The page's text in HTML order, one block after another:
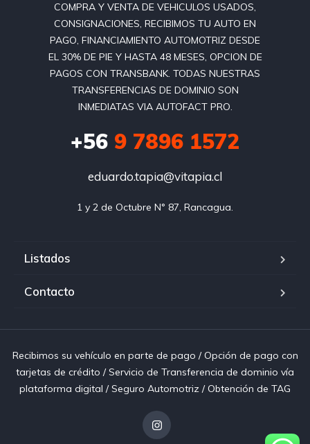
COMPRA Y VENTA DE VEHICULOS USADOS,
CONSIGNACIONES, RECIBIMOS TU AUTO EN
PAGO, FINANCIAMIENTO AUTOMOTRIZ DESDE
EL 30% DE PIE Y HASTA 48 MESES, OPCION DE
PAGOS CON TRANSBANK. TODAS NUESTRAS
TRANSFERENCIAS DE DOMINIO SON
INMEDIATAS VIA AUTOFACT PRO.
+56 9 7896 1572
eduardo.tapia@vitapia.cl
1 y 2 de Octubre N° 87, Rancagua.
Listados
Contacto
Recibimos su vehículo en parte de pago / Opción de pago con
tarjetas de crédito / Servicio de Transferencia de dominio vía
plataforma digital / Seguro Automotriz / Obtención de TAG